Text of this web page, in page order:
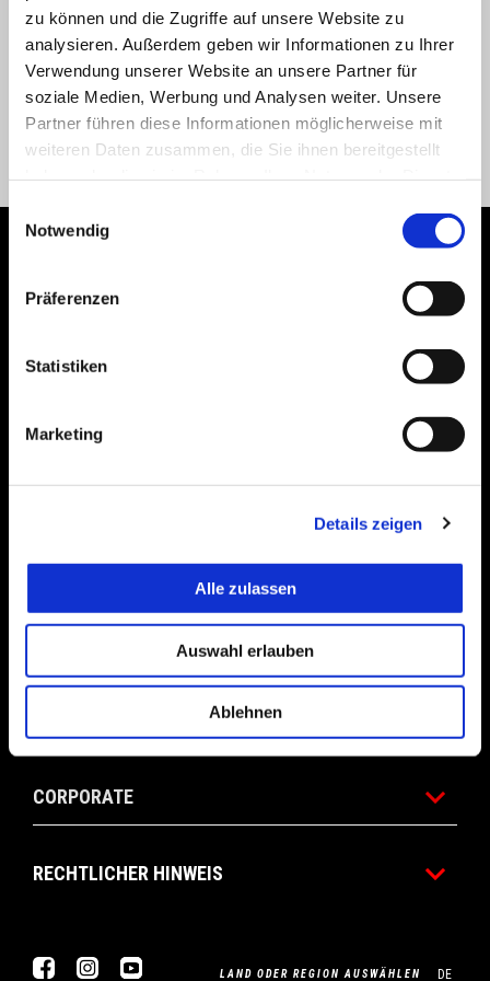
zu können und die Zugriffe auf unsere Website zu
analysieren. Außerdem geben wir Informationen zu Ihrer
Verwendung unserer Website an unsere Partner für
soziale Medien, Werbung und Analysen weiter. Unsere
Partner führen diese Informationen möglicherweise mit
weiteren Daten zusammen, die Sie ihnen bereitgestellt
Einwilligungsauswahl
Notwendig
Präferenzen
Statistiken
Marketing
Details zeigen
Alle zulassen
Auswahl erlauben
Ablehnen
OOPS!Ein Fehler ist aufgetreten und die Anforderung konnte nicht
abgeschlossen werden.
Bitte versuch es später. Besuchen Sie dieHomepage der Website
oder verwenden Sie das Suchfeld.
Footer
ZUBEHÖR
DIE WELT VON APRILIA
WARTUNG UND SERVICE
CORPORATE
RECHTLICHER HINWEIS
FacebookInstagram LAND ODER REGION AUSWÄHLEN DE